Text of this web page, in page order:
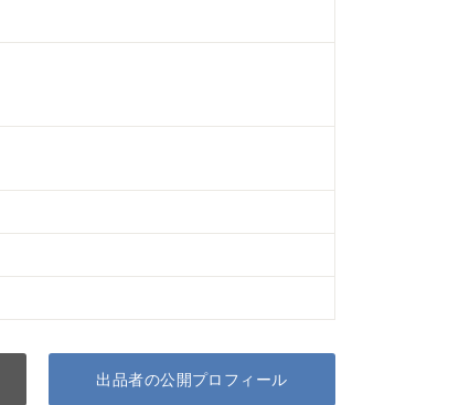
出品者の公開プロフィール